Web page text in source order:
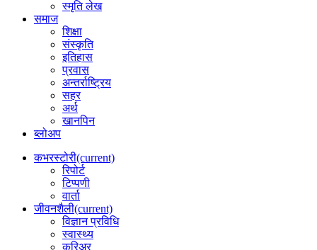
स्मृति लेख
समाज
शिक्षा
संस्कृति
इतिहास
प्रवास
अन्तर्राष्ट्रिय
सहर
अर्थ
खानपिन
ब्लोअप
कभरस्टोरी(current)
रिपोर्ट
टिप्पणी
वार्ता
जीवनशैली(current)
विज्ञान प्रविधि
स्वास्थ्य
करिअर